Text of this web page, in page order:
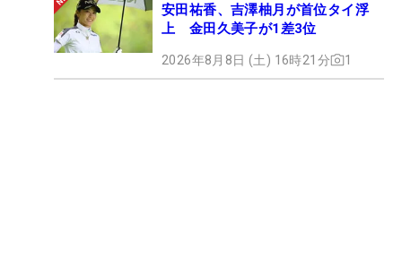
安田祐香、吉澤柚月が首位タイ浮
上 金田久美子が1差3位
2026年8月8日 (土) 16時21分 1